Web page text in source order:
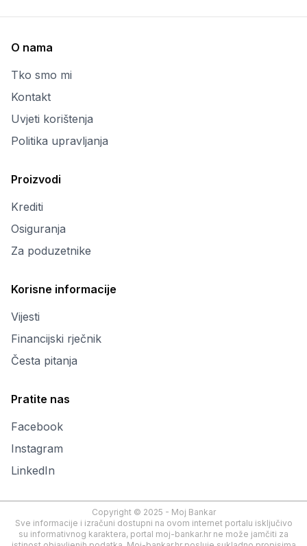
O nama
Tko smo mi
Kontakt
Uvjeti korištenja
Politika upravljanja
Proizvodi
Krediti
Osiguranja
Za poduzetnike
Korisne informacije
Vijesti
Financijski rječnik
Česta pitanja
Pratite nas
Facebook
Instagram
LinkedIn
Copyright © 2025 - Moj Bankar
Sve informacije i izračuni dostupni na ovom internet portalu isključivo
su informativnog karaktera, portal moj-bankar.hr ne može jamčiti za